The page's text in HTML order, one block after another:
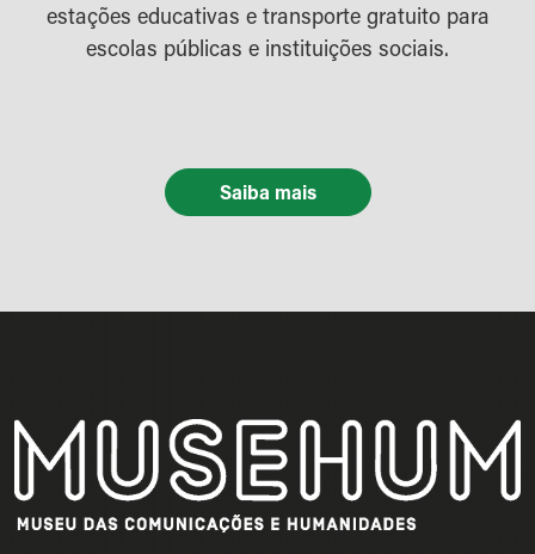
estações educativas e transporte gratuito para
escolas públicas e instituições sociais.
Saiba mais